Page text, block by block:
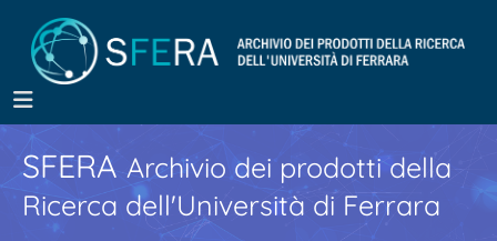
SFERA Archivio dei prodotti della
Ricerca dell'Università di Ferrara